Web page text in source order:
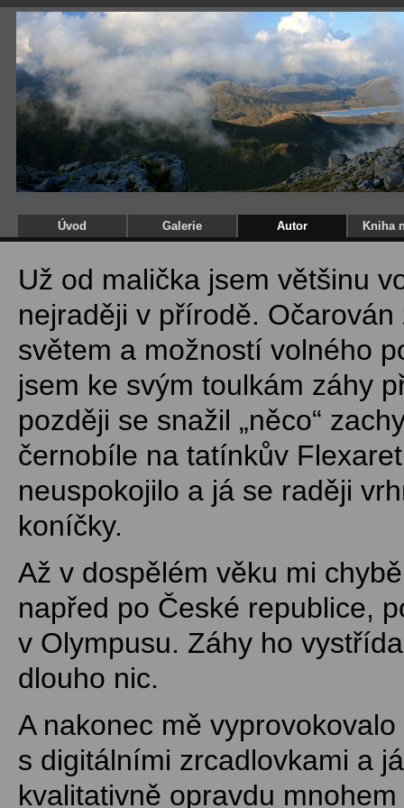
Už od malička jsem většinu
nejraději v přírodě.
světem a možností volného
jsem ke svým toulkám záhy
později se snažil „něco“
černobíle na tatínkův
neuspokojilo a já se raději
koníčky.
Až v dospělém věku mi
napřed po České republice,
v Olympusu. Záhy ho
dlouho nic.
A nakonec mě
s digitálními zrcadlovkami a
kvalitativně opravdu
Úvod Galerie Autor Kniha